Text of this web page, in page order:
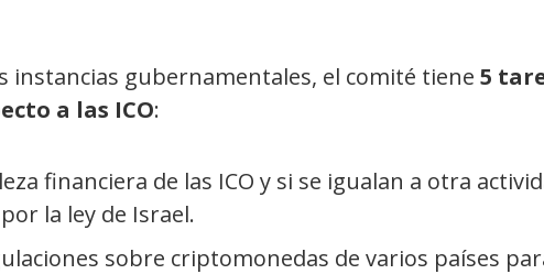
instancias gubernamentales, el comité tiene 5
a las ICO:
financiera de las ICO y si se igualan a otra
la ley de Israel.
sobre criptomonedas de varios países